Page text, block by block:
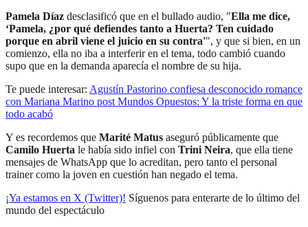
Pamela Díaz desclasificó que en el bullado audio, "Ella me dice,
‘Pamela, ¿por qué defiendes tanto a Huerta? Ten cuidado
porque en abril viene el juicio en su contra'", y que si bien, en un
comienzo, ella no iba a interferir en el tema, todo cambió cuando
supo que en la demanda aparecía el nombre de su hija.
Te puede interesar: Agustín Pastorino confiesa desconocido romance
con Mariana Marino post Mundos Opuestos: Y la triste forma en que
todo acabó
Y es recordemos que Marité Matus aseguró públicamente que
Camilo Huerta le había sido infiel con Trini Neira, que ella tiene
mensajes de WhatsApp que lo acreditan, pero tanto el personal
trainer como la joven en cuestión han negado el tema.
¡Ya estamos en X (Twitter)! Síguenos para enterarte de lo último del
mundo del espectáculo